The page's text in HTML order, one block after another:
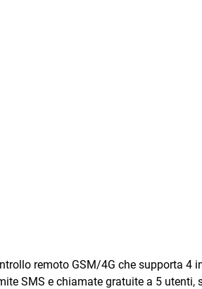
remoto GSM/4G che supporta 4
SMS e chiamate gratuite a 5 utenti,